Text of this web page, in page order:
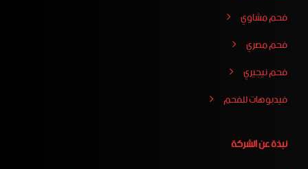
فحم مشاوي
فحم مصري
فحم نيجيري
فيدبوهات للفحم
نبذة عن الشركة